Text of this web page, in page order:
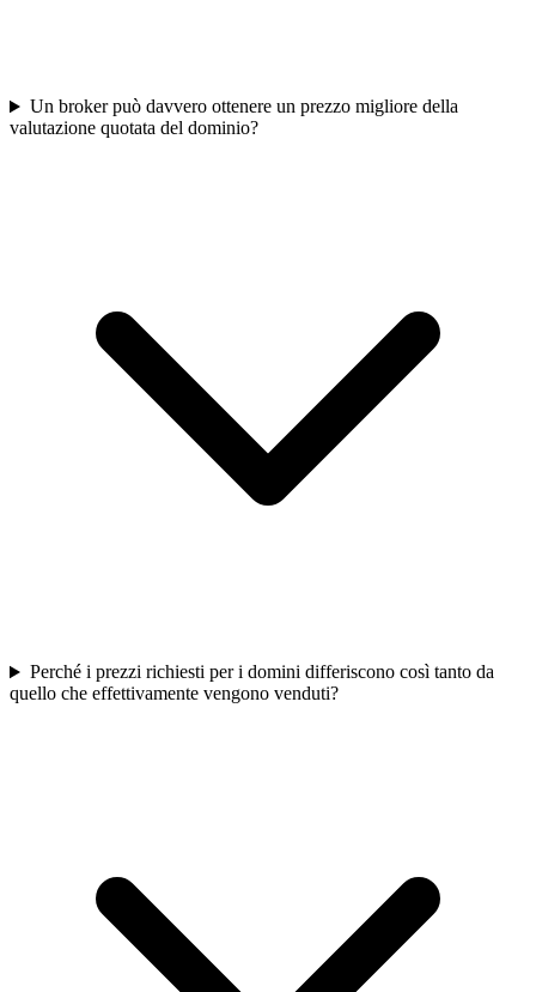
Un broker può davvero ottenere un prezzo migliore della
valutazione quotata del dominio?
Perché i prezzi richiesti per i domini differiscono così tanto da
quello che effettivamente vengono venduti?